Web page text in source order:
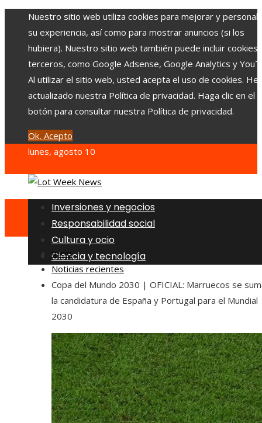
Nuestro sitio web utiliza cookies para mejorar y
su experiencia, así como para mostrar anuncios (si los
hubiera). Nuestro sitio web también puede incluir cookies
terceros, como Google Adsense, Google Analytics y
Al utilizar el sitio web, usted acepta el uso de cookies.
actualizado nuestra Política de privacidad. Haga clic en el
botón para consultar nuestra Política de privacidad.
Ok, Acepto
lunes, agosto 10
Inversiones y negocios
Responsabilidad social
Cultura y ocio
Ciencia y tecnología
Inicio
Noticias recientes
Copa del Mundo 2030 | OFICIAL: Marruecos se
la candidatura de España y Portugal para el Mundial
2030